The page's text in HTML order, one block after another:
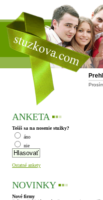
ANKETA ▪▪▪
Tešíš sa na nosenie stužky?
áno
nie
Ostatné ankety
NOVINKY ▪▪▪
Nové firmy